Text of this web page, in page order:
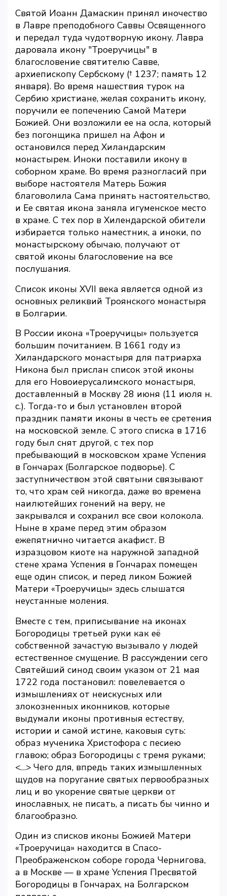
Святой Иоанн Дамаскин принял иночество
в Лавре преподобного Саввы Освященного
и передал туда чудотворную икону. Лавра
даровала икону "Троеручицы" в
благословение святителю Савве,
архиепископу Сербскому († 1237; память 12
января). Во время нашествия турок на
Сербию христиане, желая сохранить икону,
поручили ее попечению Самой Матери
Божией. Они возложили ее на осла, который
без погонщика пришел на Афон и
остановился перед Хиландарским
монастырем. Иноки поставили икону в
соборном храме. Во время разногласий при
выборе настоятеля Матерь Божия
благоволила Сама принять настоятельство,
и Ее святая икона заняла игуменское место
в храме. С тех пор в Хилендарской обители
избирается только наместник, а иноки, по
монастырскому обычаю, получают от
святой иконы благословение на все
послушания.
Список иконы XVII века является одной из
основных реликвий Троянского монастыря
в Болгарии.
В России икона «Троеручицы» пользуется
большим почитанием. В 1661 году из
Хиландарского монастыря для патриарха
Никона был прислан список этой иконы
для его Новоиерусалимского монастыря,
доставленный в Москву 28 июня (11 июля н.
с.). Тогда-то и был установлен второй
праздник памяти иконы в честь ее сретения
на московской земле. С этого списка в 1716
году был снят другой, с тех пор
пребывающий в московском храме Успения
в Гончарах (Болгарское подворье). С
заступничеством этой святыни связывают
то, что храм сей никогда, даже во времена
наилютейших гонений на веру, не
закрывался и сохранил все свои колокола.
Ныне в храме перед этим образом
ежепятнично читается акафист. В
изразцовом киоте на наружной западной
стене храма Успения в Гончарах помещен
еще один список, и перед ликом Божией
Матери «Троеручицы» здесь слышатся
неустанные моления.
Вместе с тем, приписывание на иконах
Богородицы третьей руки как её
собственной зачастую вызывало у людей
естественное смущение. В рассуждении сего
Святейший синод своим указом от 21 мая
1722 года постановил: повелевается о
измышлениях от неискусных или
злокозненных иконников, которые
выдумали иконы противныя естеству,
истории и самой истине, каковыя суть:
образ мученика Христофора с песиею
главою; образ Богородицы с тремя руками;
<…> Чего для, впредь таких измышленных
щудов на поругание святых первообразных
лиц и во укорение святые церкви от
инославных, не писать, а писать бы чинно и
благообразно.
Один из списков иконы Божией Матери
«Троеручица» находится в Спасо-
Преображенском соборе города Чернигова,
а в Москве — в храме Успения Пресвятой
Богородицы в Гончарах, на Болгарском